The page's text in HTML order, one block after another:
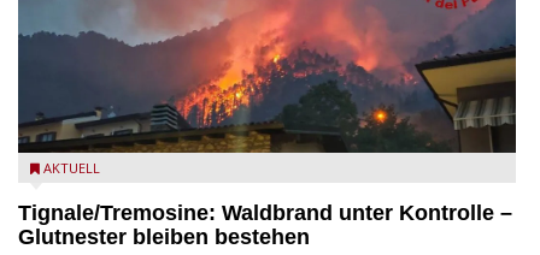
Der Waldbrand in der Pinie von Tignale ist unter Kontrolle -
AKTUELL
Tignale/Tremosine: Waldbrand unter Kontrolle –
Glutnester bleiben bestehen